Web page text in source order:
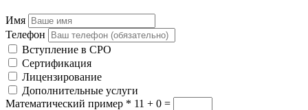
Имя
Телефон
Вступление в СРО
Сертификация
Лицензирование
Дополнительные услуги
Математический пример * 11 + 0 =